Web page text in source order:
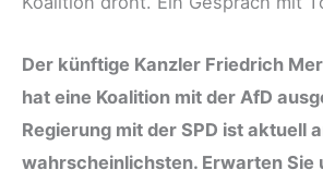
Der künftige Kanzler Friedrich
hat eine Koalition mit der AfD
Regierung mit der SPD ist aktuell
wahrscheinlichsten. Erwarten Sie